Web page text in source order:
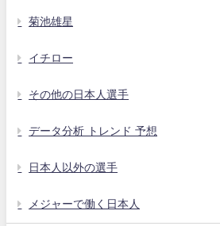
菊池雄星
イチロー
その他の日本人選手
データ分析 トレンド 予想
日本人以外の選手
メジャーで働く日本人